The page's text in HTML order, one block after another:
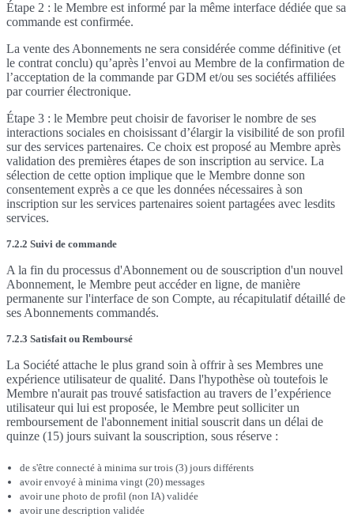
Étape 2 : le Membre est informé par la même interface dédiée que sa
commande est confirmée.
La vente des Abonnements ne sera considérée comme définitive (et
le contrat conclu) qu’après l’envoi au Membre de la confirmation de
l’acceptation de la commande par GDM et/ou ses sociétés affiliées
par courrier électronique.
Étape 3 : le Membre peut choisir de favoriser le nombre de ses
interactions sociales en choisissant d’élargir la visibilité de son profil
sur des services partenaires. Ce choix est proposé au Membre après
validation des premières étapes de son inscription au service. La
sélection de cette option implique que le Membre donne son
consentement exprès a ce que les données nécessaires à son
inscription sur les services partenaires soient partagées avec lesdits
services.
7.2.2 Suivi de commande
A la fin du processus d'Abonnement ou de souscription d'un nouvel
Abonnement, le Membre peut accéder en ligne, de manière
permanente sur l'interface de son Compte, au récapitulatif détaillé de
ses Abonnements commandés.
7.2.3 Satisfait ou Remboursé
La Société attache le plus grand soin à offrir à ses Membres une
expérience utilisateur de qualité. Dans l'hypothèse où toutefois le
Membre n'aurait pas trouvé satisfaction au travers de l’expérience
utilisateur qui lui est proposée, le Membre peut solliciter un
remboursement de l'abonnement initial souscrit dans un délai de
quinze (15) jours suivant la souscription, sous réserve :
de s'être connecté à minima sur trois (3) jours différents
avoir envoyé à minima vingt (20) messages
avoir une photo de profil (non IA) validée
avoir une description validée